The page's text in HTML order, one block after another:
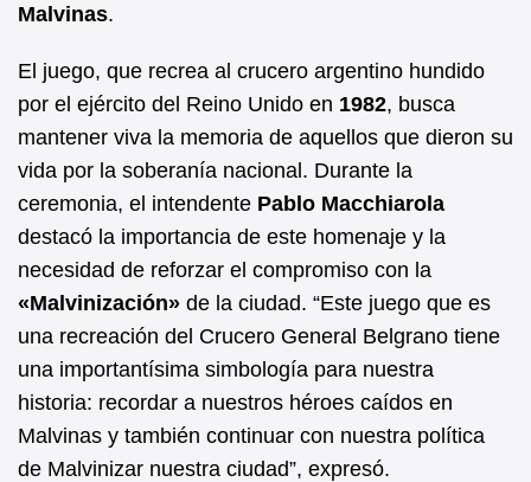
Malvinas.
El juego, que recrea al crucero argentino hundido
por el ejército del Reino Unido en 1982, busca
mantener viva la memoria de aquellos que dieron su
vida por la soberanía nacional. Durante la
ceremonia, el intendente Pablo Macchiarola
destacó la importancia de este homenaje y la
necesidad de reforzar el compromiso con la
«Malvinización» de la ciudad. “Este juego que es
una recreación del Crucero General Belgrano tiene
una importantísima simbología para nuestra
historia: recordar a nuestros héroes caídos en
Malvinas y también continuar con nuestra política
de Malvinizar nuestra ciudad”, expresó.